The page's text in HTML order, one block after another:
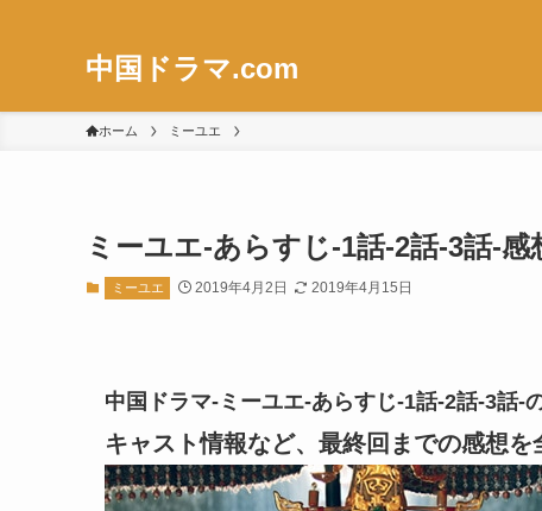
中国ドラマ.com
ホーム ミーユエ
ミーユエ-あらすじ-1話-2話-3話-
ミーユエ 2019年4月2日 2019年4月15日
中国ドラマ-ミーユエ-あらすじ-1話-2話-3話-
キャスト情報など、最終回までの感想を